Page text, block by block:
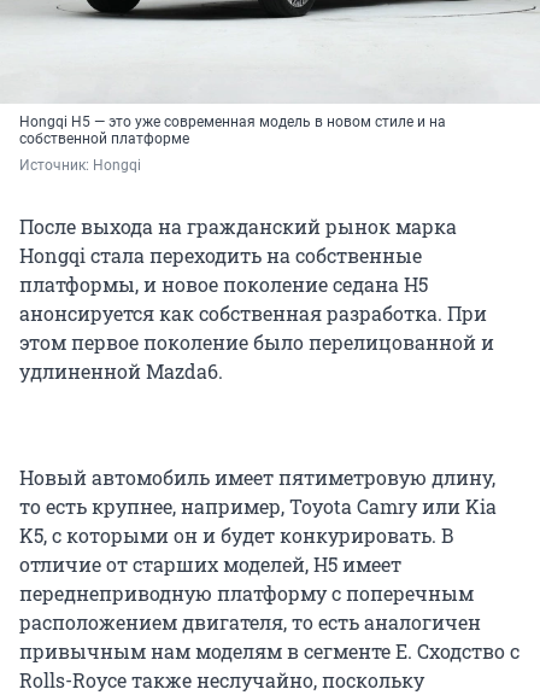
Hongqi H5 — это уже современная модель в новом стиле и на
собственной платформе
Источник: Hongqi
После выхода на гражданский рынок марка
Hongqi стала переходить на собственные
платформы, и новое поколение седана H5
анонсируется как собственная разработка. При
этом первое поколение было перелицованной и
удлиненной Mazda6.
Новый автомобиль имеет пятиметровую длину,
то есть крупнее, например, Toyota Camry или Kia
K5, с которыми он и будет конкурировать. В
отличие от старших моделей, H5 имеет
переднеприводную платформу с поперечным
расположением двигателя, то есть аналогичен
привычным нам моделям в сегменте E. Сходство с
Rolls-Royce также неслучайно, поскольку